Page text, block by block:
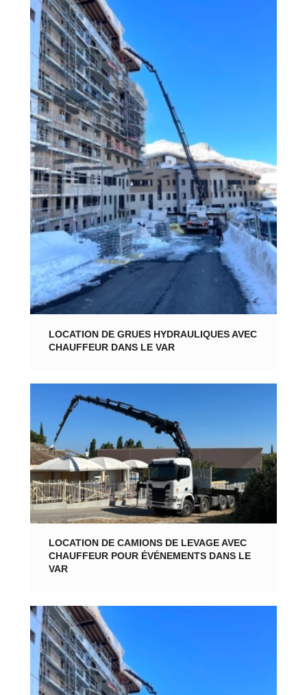
LOCATION DE GRUES HYDRAULIQUES AVEC
CHAUFFEUR DANS LE VAR
LOCATION DE CAMIONS DE LEVAGE AVEC
CHAUFFEUR POUR ÉVÉNEMENTS DANS LE
VAR